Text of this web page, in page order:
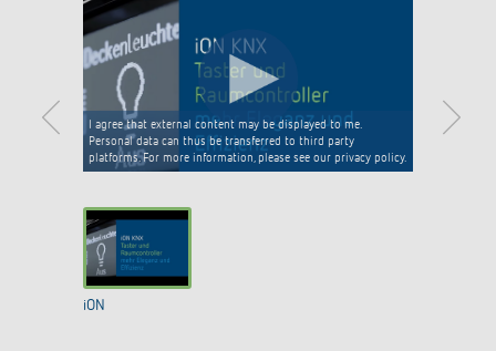
I agree that external content may be displayed to me.
Personal data can thus be transferred to third party
platforms. For more information, please see our privacy policy.
iON